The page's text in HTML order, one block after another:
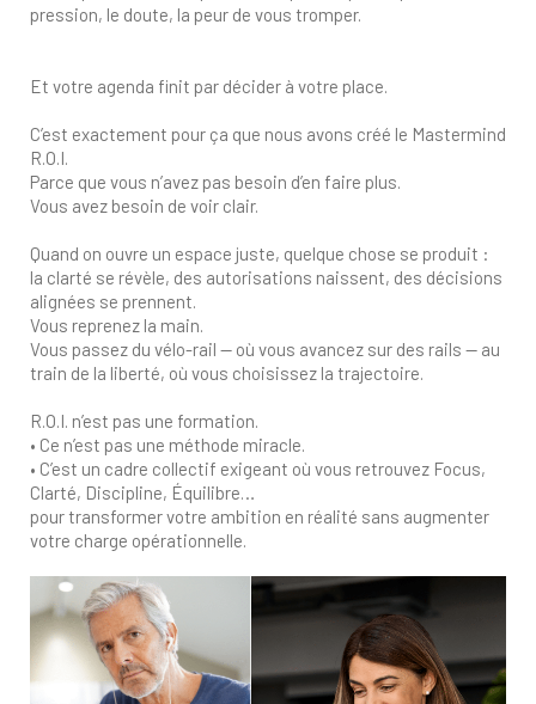
pression, le doute, la peur de vous tromper.
Et votre agenda finit par décider à votre place.
C’est exactement pour ça que nous avons créé le Mastermind
R.O.I.
Parce que vous n’avez pas besoin d’en faire plus.
Vous avez besoin de voir clair.
Quand on ouvre un espace juste, quelque chose se produit :
la clarté se révèle, des autorisations naissent, des décisions
alignées se prennent.
Vous reprenez la main.
Vous passez du vélo-rail — où vous avancez sur des rails — au
train de la liberté, où vous choisissez la trajectoire.
R.O.I. n’est pas une formation.
• Ce n’est pas une méthode miracle.
• C’est un cadre collectif exigeant où vous retrouvez Focus,
Clarté, Discipline, Équilibre…
pour transformer votre ambition en réalité sans augmenter
votre charge opérationnelle.